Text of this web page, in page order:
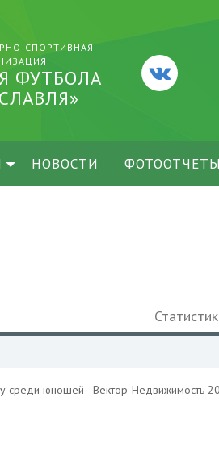
СПОРТИВНАЯ
ФУТБОЛА
НОВОСТИ
среди юношей - Вектор-Недвижимость